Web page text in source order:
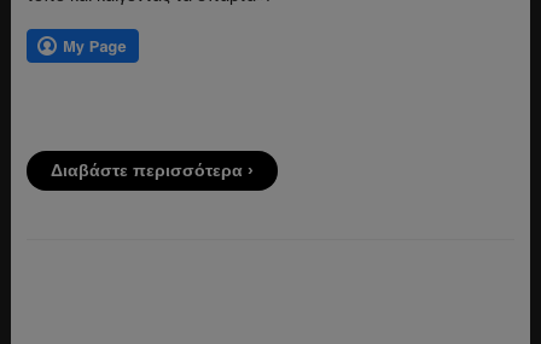
Διαβάστε περισσότερα ›